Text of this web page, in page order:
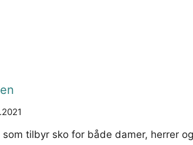
tilbyr sko for både damer, herrer